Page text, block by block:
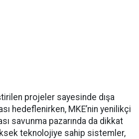
projeler sayesinde dışa
hedeflenirken, MKE’nin yenilikçi
savunma pazarında da dikkat
teknolojiye sahip sistemler,